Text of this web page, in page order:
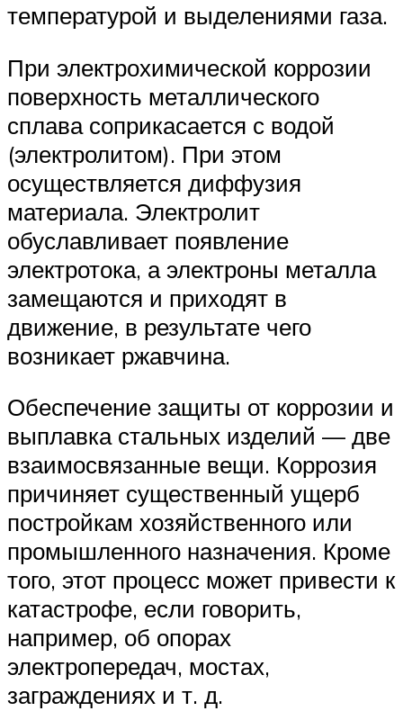
температурой и выделениями газа.
При электрохимической коррозии
поверхность металлического
сплава соприкасается с водой
(электролитом). При этом
осуществляется диффузия
материала. Электролит
обуславливает появление
электротока, а электроны металла
замещаются и приходят в
движение, в результате чего
возникает ржавчина.
Обеспечение защиты от коррозии и
выплавка стальных изделий — две
взаимосвязанные вещи. Коррозия
причиняет существенный ущерб
постройкам хозяйственного или
промышленного назначения. Кроме
того, этот процесс может привести к
катастрофе, если говорить,
например, об опорах
электропередач, мостах,
заграждениях и т. д.